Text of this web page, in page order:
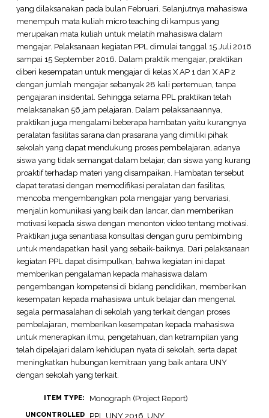
yang dilaksanakan pada bulan Februari. Selanjutnya mahasiswa
menempuh mata kuliah micro teaching di kampus yang
merupakan mata kuliah untuk melatih mahasiswa dalam
mengajar. Pelaksanaan kegiatan PPL dimulai tanggal 15 Juli 2016
sampai 15 September 2016. Dalam praktik mengajar, praktikan
diberi kesempatan untuk mengajar di kelas X AP 1 dan X AP 2
dengan jumlah mengajar sebanyak 28 kali pertemuan, tanpa
pengajaran insidental. Sehingga selama PPL praktikan telah
melaksanakan 56 jam pelajaran. Dalam pelaksanaannya,
praktikan juga mengalami beberapa hambatan yaitu kurangnya
peralatan fasilitas sarana dan prasarana yang dimiliki pihak
sekolah yang dapat mendukung proses pembelajaran, adanya
siswa yang tidak semangat dalam belajar, dan siswa yang kurang
proaktif terhadap materi yang disampaikan. Hambatan tersebut
dapat teratasi dengan memodifikasi peralatan dan fasilitas,
mencoba mengembangkan pola mengajar yang bervariasi,
menjalin komunikasi yang baik dan lancar, dan memberikan
motivasi kepada siswa dengan menonton video tentang motivasi.
Praktikan juga senantiasa konsultasi dengan guru pembimbing
untuk mendapatkan hasil yang sebaik-baiknya. Dari pelaksanaan
kegiatan PPL dapat disimpulkan, bahwa kegiatan ini dapat
memberikan pengalaman kepada mahasiswa dalam
pengembangan kompetensi di bidang pendidikan, memberikan
kesempatan kepada mahasiswa untuk belajar dan mengenal
segala permasalahan di sekolah yang terkait dengan proses
pembelajaran, memberikan kesempatan kepada mahasiswa
untuk menerapkan ilmu, pengetahuan, dan ketrampilan yang
telah dipelajari dalam kehidupan nyata di sekolah, serta dapat
meningkatkan hubungan kemitraan yang baik antara UNY
dengan sekolah yang terkait.
ITEM TYPE: Monograph (Project Report)
UNCONTROLLED PPL UNY 2016. UNY